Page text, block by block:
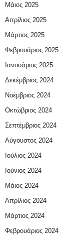
Μάιος 2025
Απρίλιος 2025
Μάρτιος 2025
Φεβρουάριος 2025
Ιανουάριος 2025
Δεκέμβριος 2024
Νοέμβριος 2024
Οκτώβριος 2024
Σεπτέμβριος 2024
Αύγουστος 2024
Ιούλιος 2024
Ιούνιος 2024
Μάιος 2024
Απρίλιος 2024
Μάρτιος 2024
Φεβρουάριος 2024